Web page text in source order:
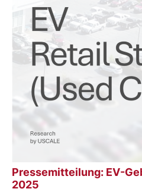
Pressemitteilung: EV-
2025